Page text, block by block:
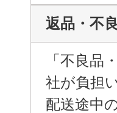
返品・不
「不良品
社が負担
配送途中